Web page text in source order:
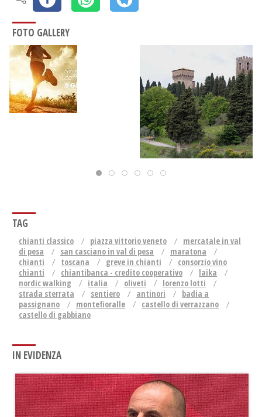
FOTO GALLERY
TAG
chianti classico piazza vittorio veneto
mercatale in val
di pesa
san casciano in val di pesa
maratona
chianti
toscana greve in chianti
consorzio vino
chianti
chiantibanca - credito cooperativo
laika
nordic walking
italia oliveti
lorenzo lotti
strada sterrata
sentiero antinori
badia a
passignano
montefioralle
castello di verrazzano
castello di gabbiano
IN EVIDENZA